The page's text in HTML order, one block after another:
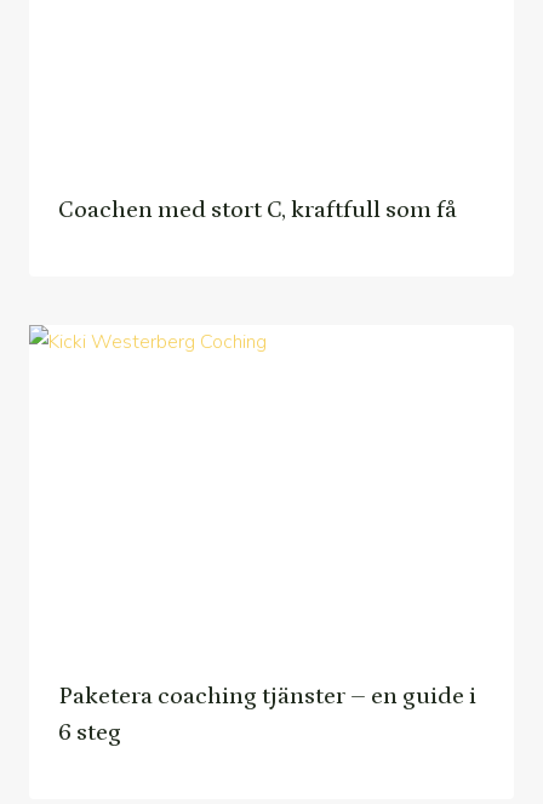
Coachen med stort C, kraftfull som få
Paketera coaching tjänster – en guide i
6 steg